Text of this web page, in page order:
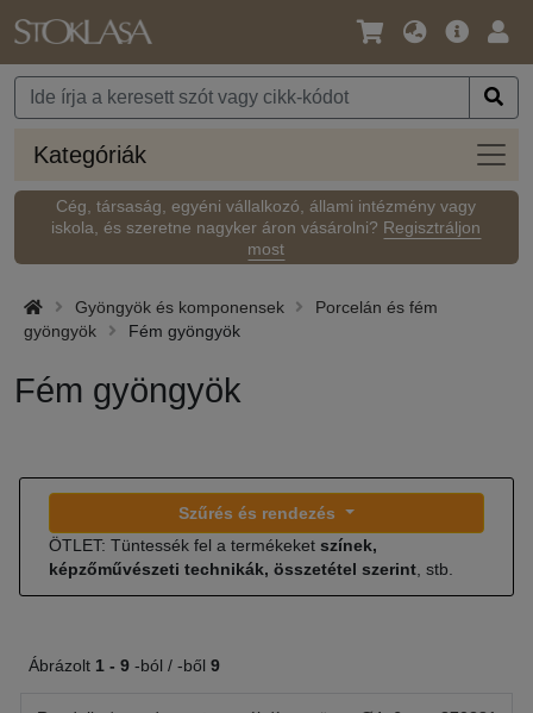
Nyelv
Pénznem
Fő
Kategóriák
Cég, társaság, egyéni vállalkozó, állami intézmény vagy
iskola, és szeretne nagyker áron vásárolni? Regisztráljon
most
Gyöngyök és komponensek
Porcelán és fém
gyöngyök
Fém gyöngyök
Fém gyöngyök
Szűrés és rendezés
ÖTLET: Tüntessék fel a termékeket színek,
képzőművészeti technikák, összetétel szerint , stb.
Ábrázolt 1 - 9 -ból / -ből 9